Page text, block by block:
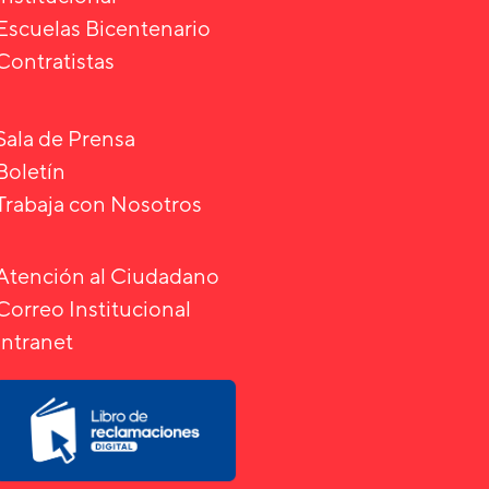
Bicentenario
de Prensa
con Nosotros
al Ciudadano
Institucional